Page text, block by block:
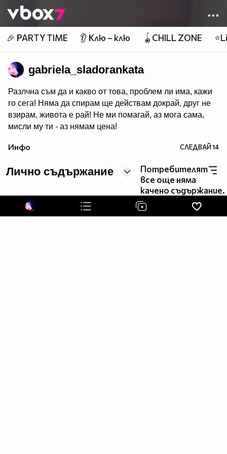
👾
🎉 PARTY TIME 👂 Клю – клю 🪀CHILL ZONE
gabriela_sladorankata
Разлчна съм да и какво от това, проблем ли има, кажи
го сега! Няма да спирам ще действам докрай, друг не
взирам, живота е рай! Не ми помагай, аз мога сама,
мисли му ти - аз нямам цена!
Инфо СЛЕДВАЙ14
Лично съдържание
Потребителят
все още няма
качено съдържание.